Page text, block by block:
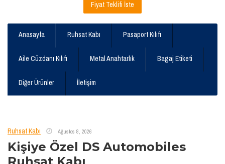
Fiyat Teklifi İste
Anasayfa Ruhsat Kabı Pasaport Kılıfı
Aile Cüzdanı Kılıfı Metal Anahtarlık Bagaj Etiketi
Diğer Ürünler İletişim
Ruhsat Kabı Ağustos 8, 2026
Kişiye Özel DS Automobiles